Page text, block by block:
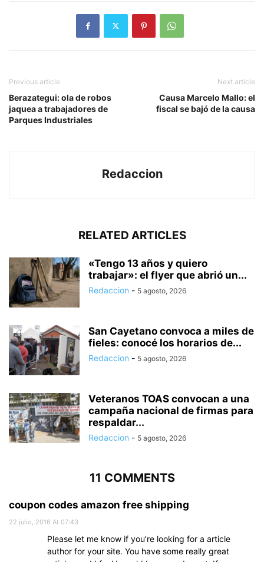
Previous article
Berazategui: ola de robos
jaquea a trabajadores de
Parques Industriales
Next article
Causa Marcelo Mallo: el
fiscal se bajó de la causa
Redaccion
RELATED ARTICLES
«Tengo 13 años y quiero
trabajar»: el flyer que abrió un...
Redaccion - 5 agosto, 2026
San Cayetano convoca a miles de
fieles: conocé los horarios de...
Redaccion - 5 agosto, 2026
Veteranos TOAS convocan a una
campaña nacional de firmas para
respaldar...
Redaccion - 5 agosto, 2026
11 COMMENTS
coupon codes amazon free shipping
22 julio, 2016 At 07:43
Please let me know if you’re looking for a article
author for your site. You have some really great